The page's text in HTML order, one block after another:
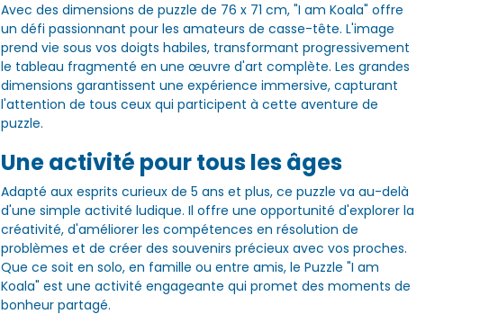
Avec des dimensions de puzzle de 76 x 71 cm, "I am Koala" offre
un défi passionnant pour les amateurs de casse-tête. L'image
prend vie sous vos doigts habiles, transformant progressivement
le tableau fragmenté en une œuvre d'art complète. Les grandes
dimensions garantissent une expérience immersive, capturant
l'attention de tous ceux qui participent à cette aventure de
puzzle.
Une activité pour tous les âges
Adapté aux esprits curieux de 5 ans et plus, ce puzzle va au-delà
d'une simple activité ludique. Il offre une opportunité d'explorer la
créativité, d'améliorer les compétences en résolution de
problèmes et de créer des souvenirs précieux avec vos proches.
Que ce soit en solo, en famille ou entre amis, le Puzzle "I am
Koala" est une activité engageante qui promet des moments de
bonheur partagé.